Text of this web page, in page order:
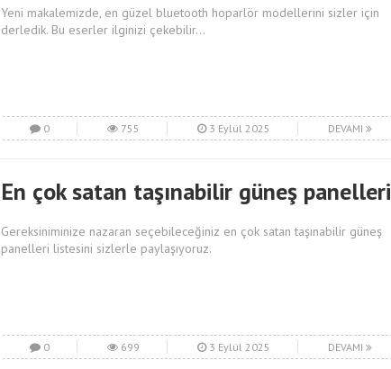
Yeni makalemizde, en güzel bluetooth hoparlör modellerini sizler için
derledik. Bu eserler ilginizi çekebilir...
0 755 3 Eylül 2025 DEVAMI
En çok satan taşınabilir güneş panelleri
Gereksiniminize nazaran seçebileceğiniz en çok satan taşınabilir güneş
panelleri listesini sizlerle paylaşıyoruz.
0 699 3 Eylül 2025 DEVAMI